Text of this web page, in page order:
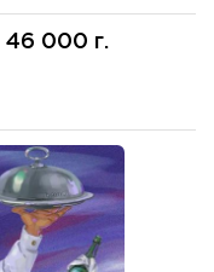
46 000 г.